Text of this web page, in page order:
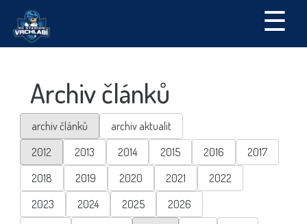
☰
Archiv článků
archiv článků
archiv aktualit
2012
2013 2014 2015 2016
2017
2018
2019 2020 2021
2022
2023
2024 2025
2026